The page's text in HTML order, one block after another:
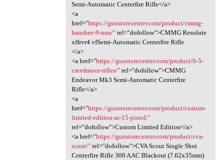
Semi-Automatic Centerfire Rifle</a>
<a
href="https://gunstorecenter.com/product/cmmg-
banshee-9-mm/"rel="dofollow">CMMG Resolute
xffrvr4 vfSemi-Automatic Centerfire Rifle
</a>
<a href="https://gunstorecenter.com/product/6-5-
creedmoor-rifles/"rel="dofollow">CMMG
Endeavor Mk3 Semi-Automatic Centerfire
Rifle</a>
<a
href="https://gunstorecenter.com/product/custom-
limited-edition-ar-15-pistol/"
rel="dofollow">Custom Limited Edition</a>
<a href="https://gunstorecenter.com/product/cva-
scout/"rel="dofollow">CVA Scout Single Shot
Centerfire Rifle 300 AAC Blackout (7.62x35mm)